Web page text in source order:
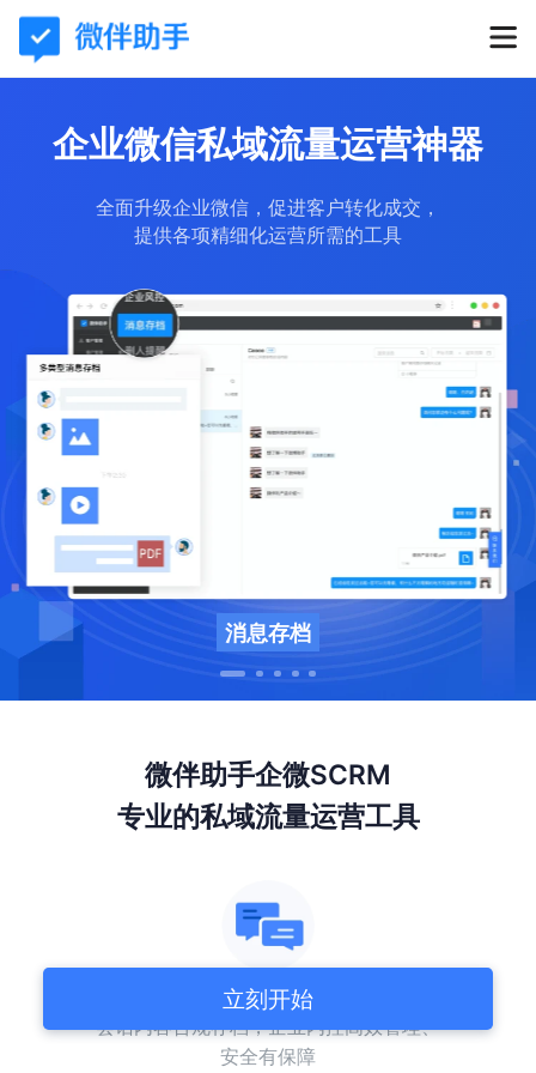
立刻开始
企业微信私域流量运营神器
全面升级企业微信，促进客户转化成交，
提供各项精细化运营所需的工具
消息存档
微伴助手企微SCRM
专业的私域流量运营工具
聊天会话存档
会话内容合规存档，企业内控高效管理、
安全有保障